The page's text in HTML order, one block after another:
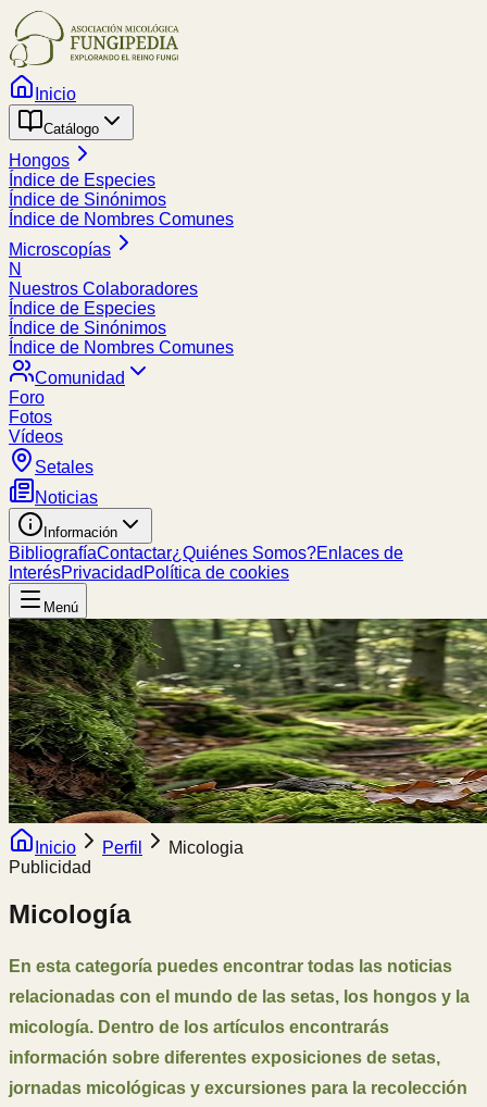
Inicio
Catálogo
Hongos
Índice de Especies
Índice de Sinónimos
Índice de Nombres Comunes
Microscopías
N
Nuestros Colaboradores
Índice de Especies
Índice de Sinónimos
Índice de Nombres Comunes
Comunidad
Foro
Fotos
Vídeos
Setales
Noticias
Información
BibliografíaContactar¿Quiénes Somos?Enlaces de
InterésPrivacidad Política de cookies
Menú
Inicio Perfil
Micologia
Publicidad
Micología
En esta categoría puedes encontrar todas las noticias
relacionadas con el mundo de las setas, los hongos y la
micología. Dentro de los artículos encontrarás
información sobre diferentes exposiciones de setas,
jornadas micológicas y excursiones para la recolección